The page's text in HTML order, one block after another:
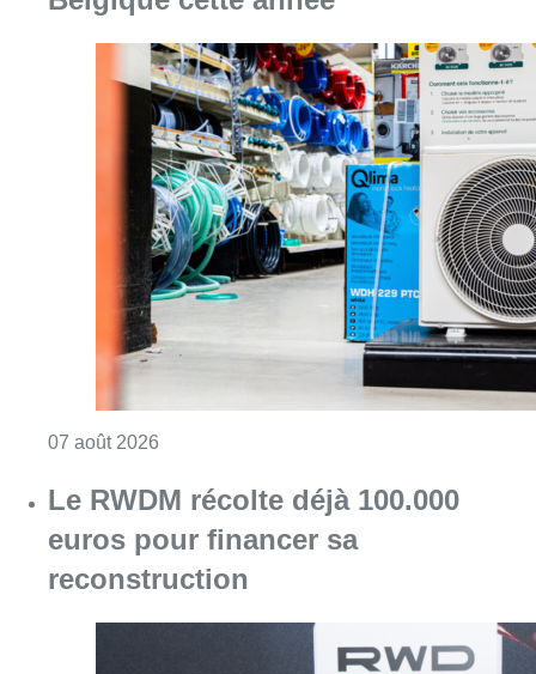
07 août 2026
Le RWDM récolte déjà 100.000
euros pour financer sa
reconstruction